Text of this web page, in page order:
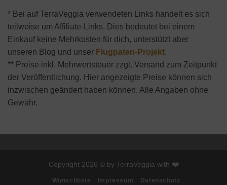
* Bei auf TerraVeggia verwendeten Links handelt es sich
teilweise um Affiliate-Links. Dies bedeutet bei einem
Einkauf keine Mehrkosten für dich, unterstützt aber
unseren Blog und unser Flugpaten-Projekt.
** Preise inkl. Mehrwertsteuer zzgl. Versand zum Zeitpunkt
der Veröffentlichung. Hier angezeigte Preise können sich
inzwischen geändert haben können. Alle Angaben ohne
Gewähr.
Copyright 2026 © by TerraVeggia with ❤️
Wunschliste Impressum
Datenschutz